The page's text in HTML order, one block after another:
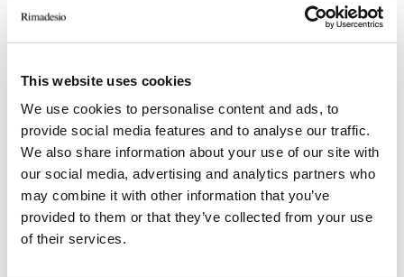
This website uses cookies
We use cookies to personalise content and ads, to
provide social media features and to analyse our traffic.
We also share information about your use of our site with
our social media, advertising and analytics partners who
may combine it with other information that you’ve
provided to them or that they’ve collected from your use
of their services.
Radius